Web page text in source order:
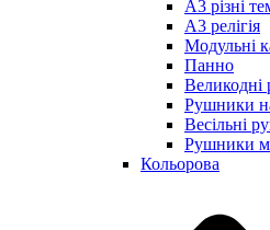
А3 різні
А3 релігія
Модульні
Панно
Рушники
Весільні
Рушники
Кольорова